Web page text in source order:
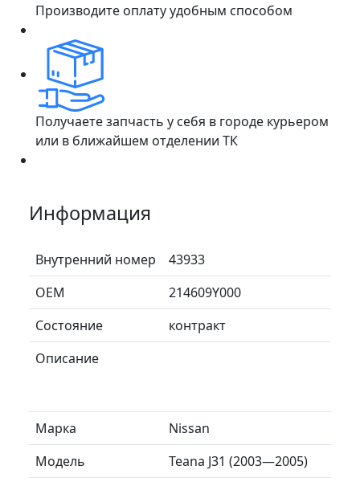
Производите оплату удобным способом
Получаете запчасть у себя в городе курьером
или в ближайшем отделении ТК
Информация
Внутренний номер
43933
ОЕМ
214609Y000
Состояние
контракт
Описание
Марка
Nissan
Модель
Teana J31 (2003—2005)